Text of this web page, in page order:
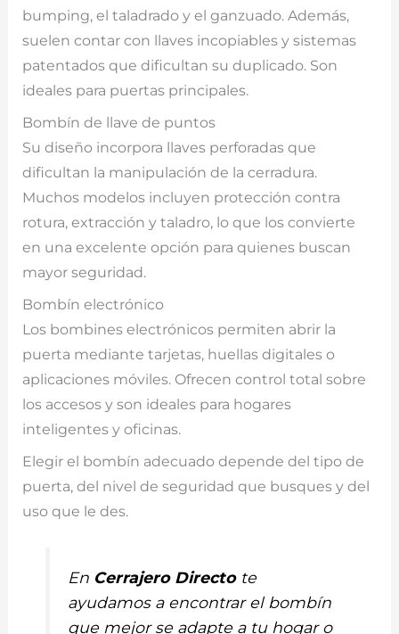
bumping, el taladrado y el ganzuado. Además,
suelen contar con llaves incopiables y sistemas
patentados que dificultan su duplicado. Son
ideales para puertas principales.
Bombín de llave de puntos
Su diseño incorpora llaves perforadas que
dificultan la manipulación de la cerradura.
Muchos modelos incluyen protección contra
rotura, extracción y taladro, lo que los convierte
en una excelente opción para quienes buscan
mayor seguridad.
Bombín electrónico
Los bombines electrónicos permiten abrir la
puerta mediante tarjetas, huellas digitales o
aplicaciones móviles. Ofrecen control total sobre
los accesos y son ideales para hogares
inteligentes y oficinas.
Elegir el bombín adecuado depende del tipo de
puerta, del nivel de seguridad que busques y del
uso que le des.
En Cerrajero Directote
ayudamos a encontrar el bombín
que mejor se adapte a tu hogar o